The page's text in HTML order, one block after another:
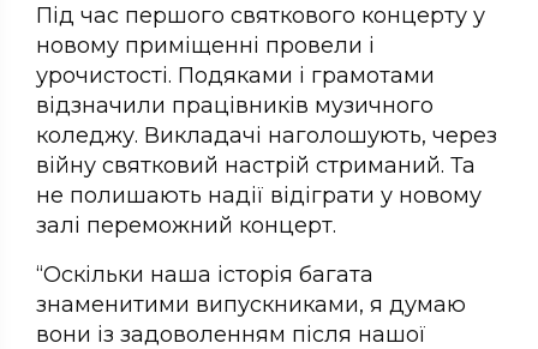
Під час першого святкового концерту у
новому приміщенні провели і
урочистості. Подяками і грамотами
відзначили працівників музичного
коледжу. Викладачі наголошують, через
війну святковий настрій стриманий. Та
не полишають надії відіграти у новому
залі переможний концерт.
“Оскільки наша історія багата
знаменитими випускниками, я думаю
вони із задоволенням після нашої